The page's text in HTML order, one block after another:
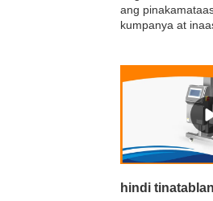
ang
kumpanya at